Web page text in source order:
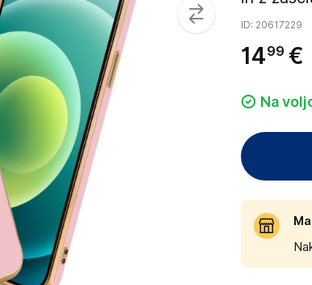
ID: 20617229
1499 €
Na